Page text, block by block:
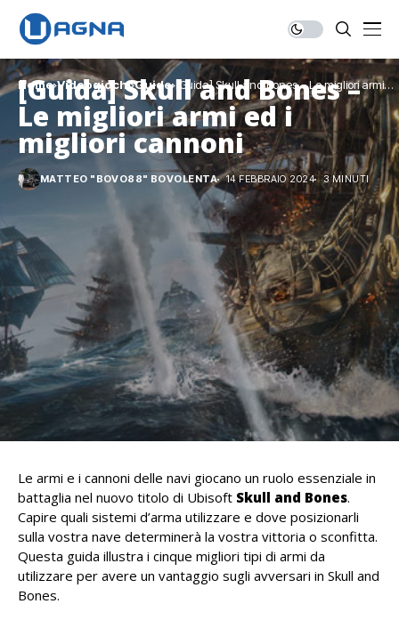
Home Videogiochi Guide
[Guida] Skull and Bones – Le migliori armi
ed i migliori cannoni
[Guida] Skull and Bones –
Le migliori armi ed i
migliori cannoni
MATTEO "BOVO88" BOVOLENTA 14 FEBBRAIO 2024 3 MINUTI
Le armi e i cannoni delle navi giocano un ruolo essenziale in
battaglia nel nuovo titolo di Ubisoft Skull and Bones.
Capire quali sistemi d’arma utilizzare e dove posizionarli
sulla vostra nave determinerà la vostra vittoria o sconfitta.
Questa guida illustra i cinque migliori tipi di armi da
utilizzare per avere un vantaggio sugli avversari in Skull and
Bones.